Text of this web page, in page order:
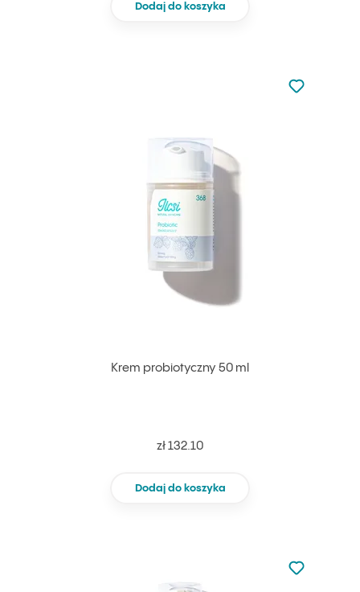
Dodaj do koszyka
Krem probiotyczny 50 ml
zł 132.10
Dodaj do koszyka
Nie dodano
Dodaj do
Nie dodano
Dodaj do